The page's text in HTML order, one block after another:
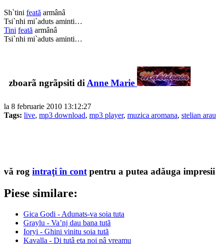
Sh`tini feată armânâ
Tsi`nhi mi`aduts aminti…
Tini feată armânâ
Tsi`nhi mi`aduts aminti…
zboarã ngrãpsiti di Anne Marie
la 8 februarie 2010 13:12:27
Tags: live, mp3 download, mp3 player, muzica aromana, stelian arau
vă rog intraţi în cont pentru a putea adăuga impresii
Piese similare:
Gica Godi - Adunats-va soia tuta
Graylu - Va’nj dau bana tutã
Ioryi - Ghini vinitu soia tutã
Kavalla - Di tutâ eta noi nâ vreamu